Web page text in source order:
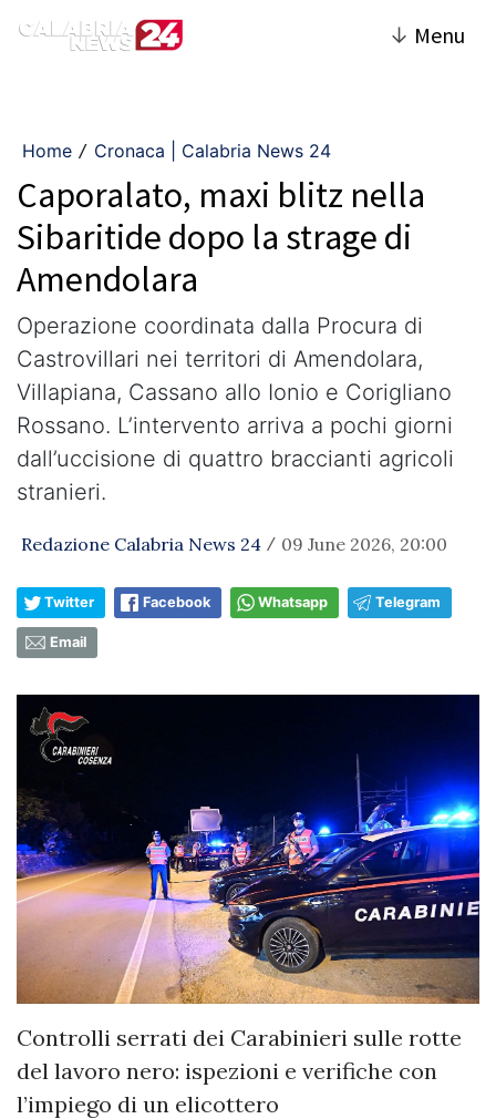
↓ Menu
Home / Cronaca | Calabria News 24
Caporalato, maxi blitz nella
Sibaritide dopo la strage di
Amendolara
Operazione coordinata dalla Procura di
Castrovillari nei territori di Amendolara,
Villapiana, Cassano allo Ionio e Corigliano
Rossano. L’intervento arriva a pochi giorni
dall’uccisione di quattro braccianti agricoli
stranieri.
Redazione Calabria News 24 / 09 June 2026, 20:00
Twitter Facebook Whatsapp Telegram
Email
Controlli serrati dei Carabinieri sulle rotte
del lavoro nero: ispezioni e verifiche con
l’impiego di un elicottero